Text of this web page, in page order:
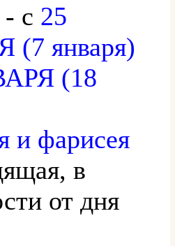
с 25
января)
(18
и фарисея
в
от дня